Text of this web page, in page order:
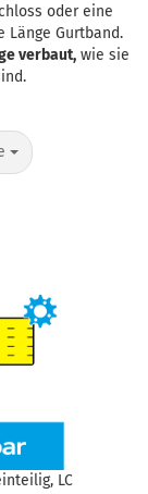
oder eine
Länge Gurtband.
verbaut,wie sie
LC